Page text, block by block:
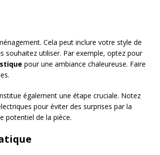
Cela peut inclure votre style de
souhaitez utiliser. Par exemple, optez pour
pour une ambiance chaleureuse. Faire
également une étape cruciale. Notez
pour éviter des surprises par la
potentiel de la pièce.